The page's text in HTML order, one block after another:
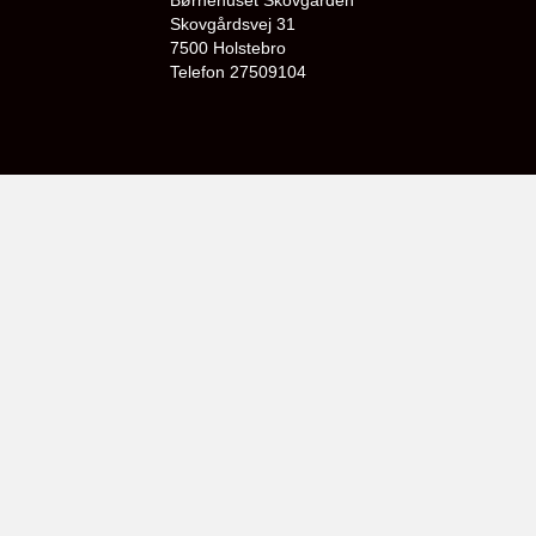
Skovgårdsvej 31
7500 Holstebro
Telefon 27509104